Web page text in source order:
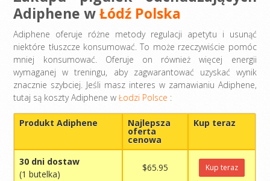
Adiphene wŁódź Polska
Adiphene oferuje różne metody regulacji apetytu i usunąć
niektóre tłuszcze konsumować. To może rzeczywiście pomóc
mniej konsumować. Oferuje on również więcej energii
wymaganej w treningu, aby zagwarantować uzyskać wynik
znacznie szybciej. Jeśli masz interes w zamawianiu Adiphene,
tutaj są koszty Adiphene wŁodzi Polsce :
Produkt Adiphene Najlepsza
oferta
cenowa
Kup teraz
30 dni dostaw
(1 butelka)
$65.95 Kup teraz